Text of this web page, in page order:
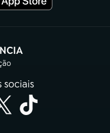
nova aba)
sociais